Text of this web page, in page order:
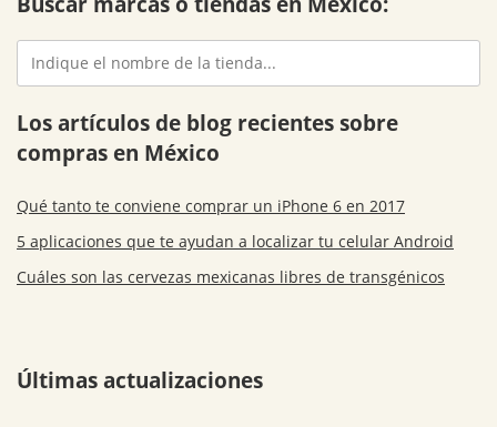
Los artículos de blog recientes sobre
compras en México
Qué tanto te conviene comprar un iPhone 6 en 2017
5 aplicaciones que te ayudan a localizar tu celular Android
Cuáles son las cervezas mexicanas libres de transgénicos
Últimas actualizaciones